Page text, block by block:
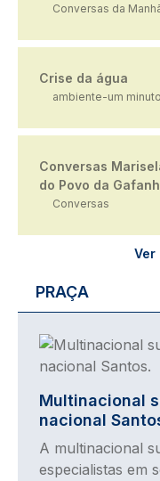
Conversas da
Crise da água
ambiente-um minuto
Conversas
do Povo da
Conversas
Ver
PRAÇA
Imagem
Multinacional
nacional
A multinacional
especialistas em